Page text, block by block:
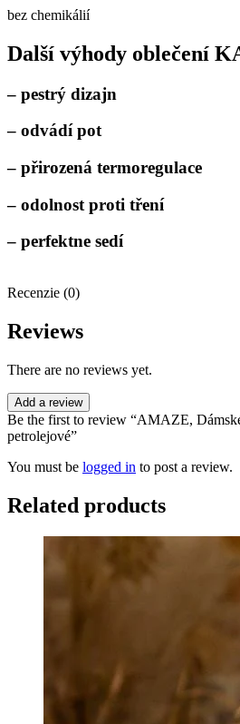
bez chemikálií
Další výhody oblečení
– pestrý dizajn
– odvádí pot
– přirozená termoregulace
– odolnost proti tření
– perfektne sedí
Recenzie (0)
Reviews
There are no reviews yet.
Add a review
Be the first to review “AMAZE,
petrolejové”
You must be logged in to post a review.
Related products